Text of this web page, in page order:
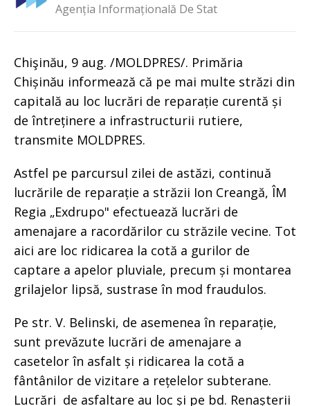
Agenția Informațională De Stat
Chişinău, 9 aug. /MOLDPRES/. Primăria
Chișinău informează că pe mai multe străzi din
capitală au loc lucrări de reparație curentă și
de întreținere a infrastructurii rutiere,
transmite MOLDPRES.
Astfel pe parcursul zilei de astăzi, continuă
lucrările de reparație a străzii Ion Creangă, ÎM
Regia „Exdrupo" efectuează lucrări de
amenajare a racordărilor cu străzile vecine. Tot
aici are loc ridicarea la cotă a gurilor de
captare a apelor pluviale, precum și montarea
grilajelor lipsă, sustrase în mod fraudulos.
Pe str. V. Belinski, de asemenea în reparație,
sunt prevăzute lucrări de amenajare a
casetelor în asfalt și ridicarea la cotă a
fântânilor de vizitare a rețelelor subterane.
Lucrări de asfaltare au loc și pe bd. Renașterii